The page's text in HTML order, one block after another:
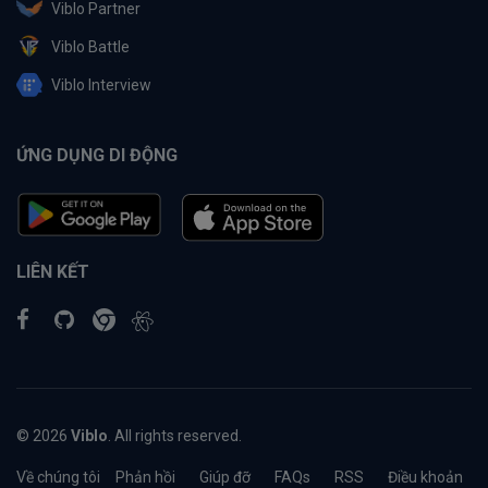
Viblo Partner
Viblo Battle
Viblo Interview
ỨNG DỤNG DI ĐỘNG
LIÊN KẾT
© 2026 Viblo . All rights reserved.
Về chúng tôi Phản hồi Giúp đỡ FAQs RSS Điều khoản